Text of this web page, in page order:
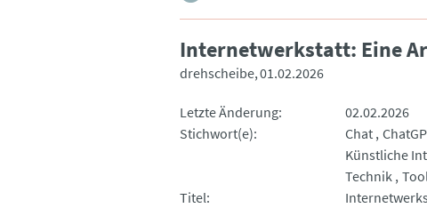
Internetwerkstatt: Eine
drehscheibe 01.02.2026
Letzte Änderung
02.02.2026
Stichwort(e)
Chat
Künstliche
Technik
Titel